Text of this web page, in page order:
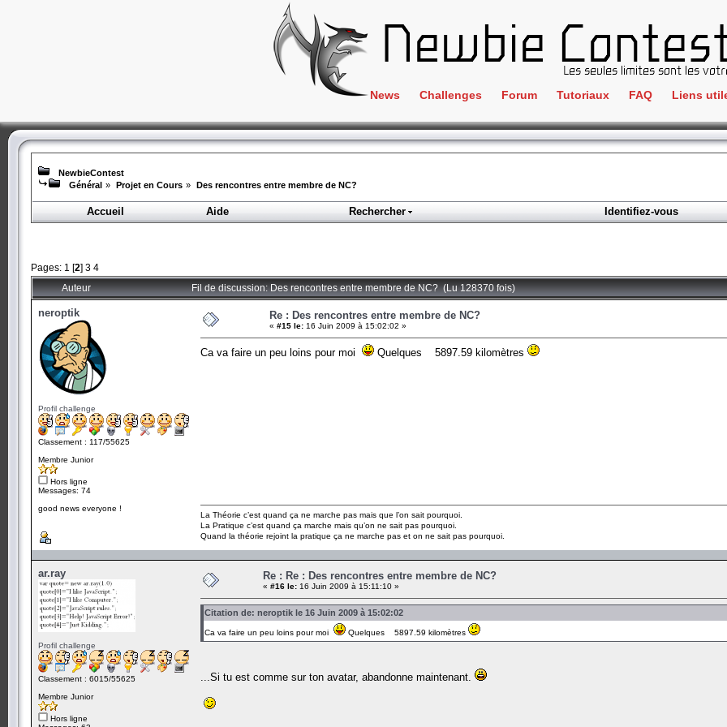
News Challenges
Crackme
ClientSide
Forensics
Programmation
Stéganographie
Wargame
Forum Tutoriaux FAQ Liens
IRC
NewbieContest
Général » Projet en Cours » Des rencontres entre membre de NC?
Accueil
Aide Rechercher Identifiez-vous
Pages: 1 [2] 3 4
Auteur Fil de discussion: Des rencontres entre membre de NC? (Lu 128370 fois)
neroptik
Profil challenge
Classement : 117/55625
Membre Junior
Hors ligne
Messages: 74
good news everyone !
Re : Des rencontres entre membre de NC?
« #15 le: 16 Juin 2009 à 15:02:02 »
Ca va faire un peu loins pour moi Quelques 5897.59 kilomètres
La Théorie c’est quand ça ne marche pas mais que l’on sait pourquoi.
La Pratique c’est quand ça marche mais qu’on ne sait pas pourquoi.
Quand la théorie rejoint la pratique ça ne marche pas et on ne sait pas pourquoi.
ar.ray
Profil challenge
Classement : 6015/55625
Membre Junior
Hors ligne
Re : Re : Des rencontres entre membre de NC?
« #16 le: 16 Juin 2009 à 15:11:10 »
Citation de: neroptik le 16 Juin 2009 à 15:02:02
Ca va faire un peu loins pour moi Quelques 5897.59 kilomètres
...Si tu est comme sur ton avatar, abandonne maintenant.